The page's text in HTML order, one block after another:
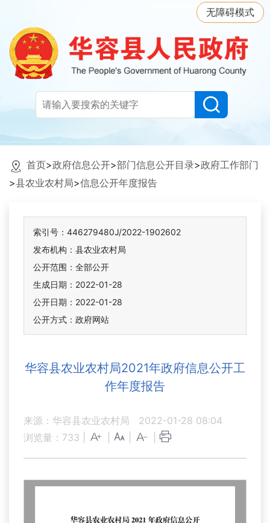
无障碍模式
首页>政府信息公开>部门信息公开目录>政府工作部门
>县农业农村局>信息公开年度报告
索引号：446279480J/2022-1902602
发布机构：县农业农村局
公开范围：全部公开
生成日期：2022-01-28
公开日期：2022-01-28
公开方式：政府网站
华容县农业农村局2021年政府信息公开工
作年度报告
来源：华容县农业农村局
2022-01-28 08:04
浏览量： 733